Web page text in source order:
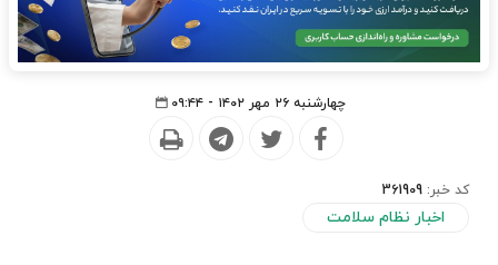
چهارشنبه ۲۶ مهر ۱۴۰۲ - ۰۹:۴۴
کد خبر: 361909
اخبار نظام سلامت